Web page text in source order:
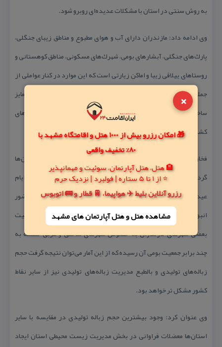
×
🎁 امکان رزرو بیش از 1000 هتل و اقامتگاه مشهد با
80% تخفیف واقعی
🏨 هتل، هتل آپارتمان، سوئیت و مهمانپذیر
⭐ از 1 تا 5 ستاره | فولبرد | نزدیک حرم
رزرو آنلاین بلیط ✈️ هواپیما، 🚆 قطار و 🚌 اتوبوس
مشاهده هتل و هتل‌ آپارتمان های مشهد
به روش سنتی در استان با مشكلات عدیده‌ای روبرو شود.
وی ادامه داد: مازندران دارای آب و هوای مطبوع و مناطق زیبای جنگلی،
پارك‌های جنگلی، آبشارهای بومی، شهرك‌های مسكونی، مناطق كوهستانی و
روستاهای ییلاقی زیبا و اماكن زیارتی است كه این موارد در كنار عواملی از
جمله پرتردد بودن محورهای مواصلاتی، استان را از سایر كشور متمایز
ساخته كه بالطبع حجم مسافرین ورودی به مازندران نیز با سایر استان‌های
كشور قابل مقایسه نخواهد بود.
فخاری تصریح كرد: تمامی قابلیت‌های استان سبب شده هر ساله میلیون‌ها
گردشگر داخلی و هزاران گردشگر خارجی وارد مازندران شده و در ایام
عید، تابستان، تعطیلات پایان هفته و سایر تعطیلات رسمی شاهد حضور
انبوه گردشگران و مسافران باشیم به طوری كه در برخی روزها، جمعیت
بعضی شهرهای مازندران به خصوص شهرهای ساحلی و غربی منطقه به
چند برابر جمعیت بومی آن رسیده كه از این آمار می‌توان نتیجه گرفت حجم
زباله‌های تولیدی و بالطبع مدیریت زباله‌های تولیدی نیز از سایر نقاط
كشور مشكل تر خواهد بود.
وی عنوان كرد: وجود بیشترین حجم زباله تولیدی در مقایسه با سایر
استان‌ها معضلات فراوانی در بخش مدیریت زیست محیطی استان ایجاد